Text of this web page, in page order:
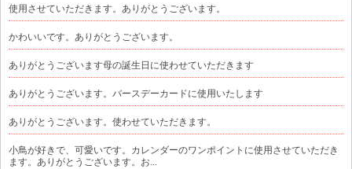
使用させていただきます。ありがとうございます。
かわいいです。ありがとうございます。
ありがとうございます母の誕生日に使わせていただきます
ありがとうございます。バースデーカードに使用いたします
ありがとうございます。使わせていただきます。
小鳥が好きで、可愛いです。カレンダーのワンポイントに使用させていただき
ます。ありがとうございます。お...